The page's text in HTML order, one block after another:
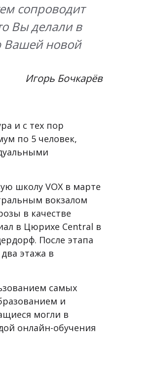
сопроводит
Вы делали в
Вашей новой
Игорь Бочкарёв
и с тех пор
по 5 человек,
школу VOX в марте
вокзалом
в качестве
в Цюрихе Central в
После этапа
этажа в
самых
и
могли в
онлайн-обучения